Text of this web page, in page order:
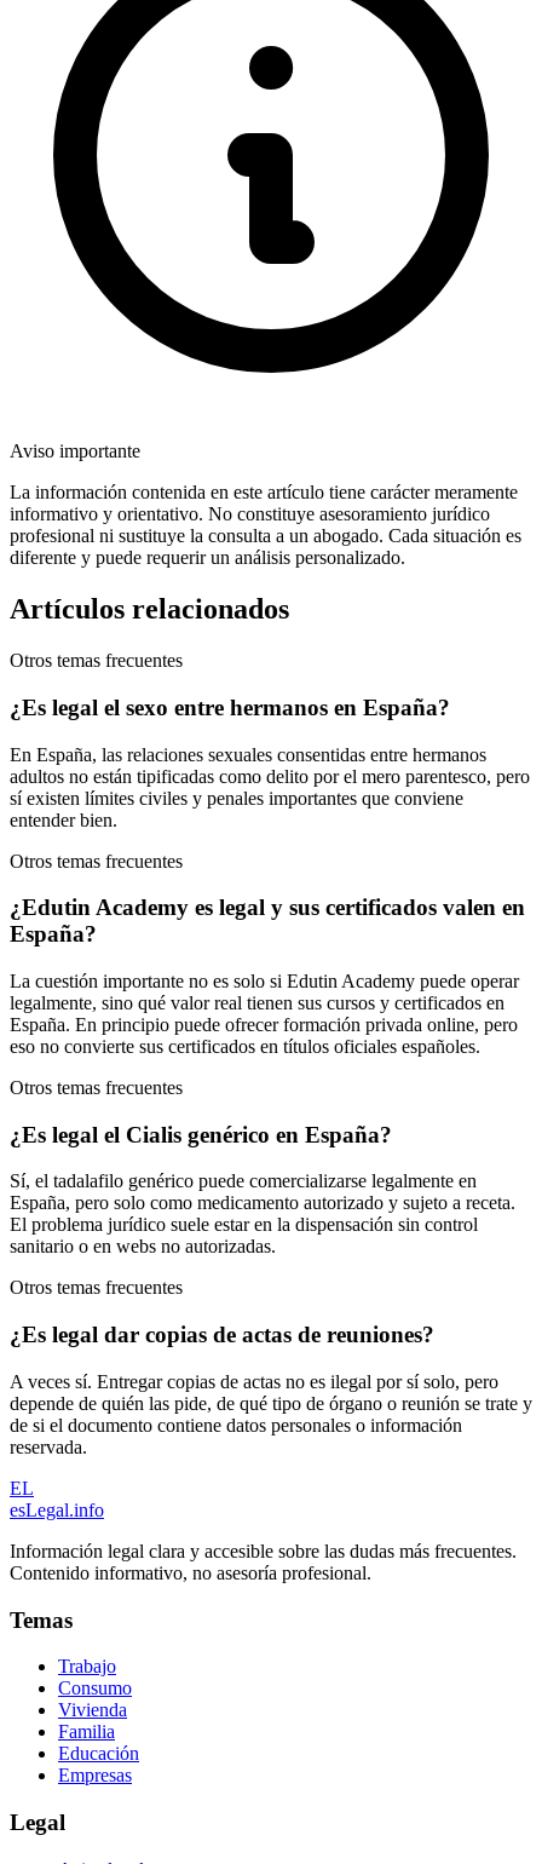
Aviso importante
La información contenida en este artículo tiene carácter meramente
informativo y orientativo. No constituye asesoramiento jurídico
profesional ni sustituye la consulta a un abogado. Cada situación es
diferente y puede requerir un análisis personalizado.
Artículos relacionados
Otros temas frecuentes
¿Es legal el sexo entre hermanos en España?
En España, las relaciones sexuales consentidas entre hermanos
adultos no están tipificadas como delito por el mero parentesco, pero
sí existen límites civiles y penales importantes que conviene
entender bien.
Otros temas frecuentes
¿Edutin Academy es legal y sus certificados valen en
España?
La cuestión importante no es solo si Edutin Academy puede operar
legalmente, sino qué valor real tienen sus cursos y certificados en
España. En principio puede ofrecer formación privada online, pero
eso no convierte sus certificados en títulos oficiales españoles.
Otros temas frecuentes
¿Es legal el Cialis genérico en España?
Sí, el tadalafilo genérico puede comercializarse legalmente en
España, pero solo como medicamento autorizado y sujeto a receta.
El problema jurídico suele estar en la dispensación sin control
sanitario o en webs no autorizadas.
Otros temas frecuentes
¿Es legal dar copias de actas de reuniones?
A veces sí. Entregar copias de actas no es ilegal por sí solo, pero
depende de quién las pide, de qué tipo de órgano o reunión se trate y
de si el documento contiene datos personales o información
reservada.
EL
esLegal.info
Información legal clara y accesible sobre las dudas más frecuentes.
Contenido informativo, no asesoría profesional.
Temas
Trabajo
Consumo
Vivienda
Familia
Educación
Empresas
Legal